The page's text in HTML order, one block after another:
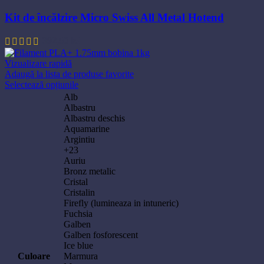
Kit de încălzire Micro Swiss All Metal Hotend
Vizualizare rapidă
Adaugă la lista de produse favorite
Selectează opțiunileAcest
are
mai
multe
variații.
pot
fi
alese
în
pagina
produsului.
Culoare
Alb
Albastru
Albastru deschis
Aquamarine
Argintiu
+23
Auriu
Bronz metalic
Cristal
Cristalin
Firefly (lumineaza in intuneric)
Fuchsia
Galben
Galben fosforescent
Ice blue
Marmura